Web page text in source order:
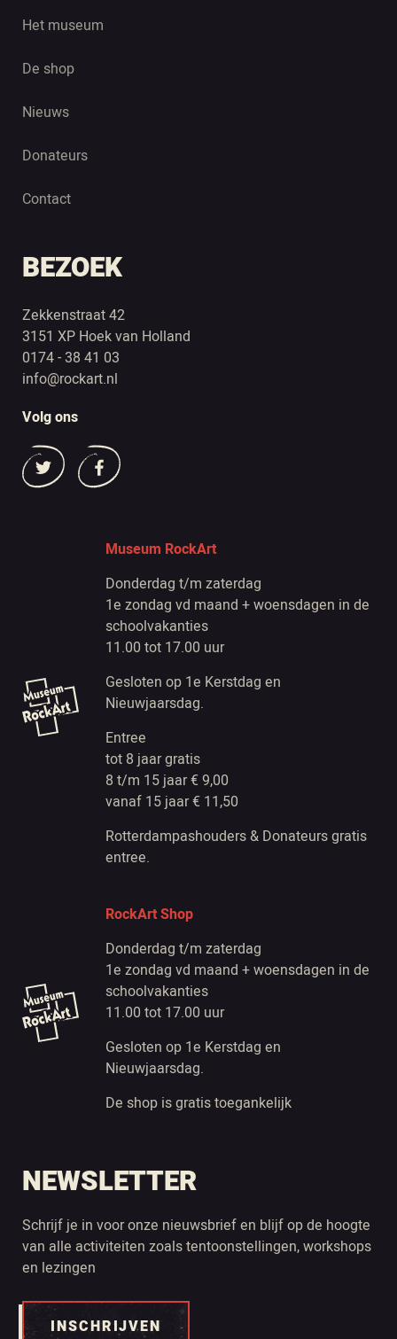
Het museum
De shop
Nieuws
Donateurs
Contact
BEZOEK
Zekkenstraat 42
3151 XP Hoek van Holland
0174 - 38 41 03
info@rockart.nl
Volg ons
Museum RockArt
Donderdag t/m zaterdag
1e zondag vd maand + woensdagen in de
schoolvakanties
11.00 tot 17.00 uur
Gesloten op 1e Kerstdag en
Nieuwjaarsdag.
Entree
tot 8 jaar gratis
8 t/m 15 jaar € 9,00
vanaf 15 jaar € 11,50
Rotterdampashouders & Donateurs gratis
entree.
RockArt Shop
Donderdag t/m zaterdag
1e zondag vd maand + woensdagen in de
schoolvakanties
11.00 tot 17.00 uur
Gesloten op 1e Kerstdag en
Nieuwjaarsdag.
De shop is gratis toegankelijk
NEWSLETTER
Schrijf je in voor onze nieuwsbrief en blijf op de hoogte
van alle activiteiten zoals tentoonstellingen, workshops
en lezingen
INSCHRIJVEN